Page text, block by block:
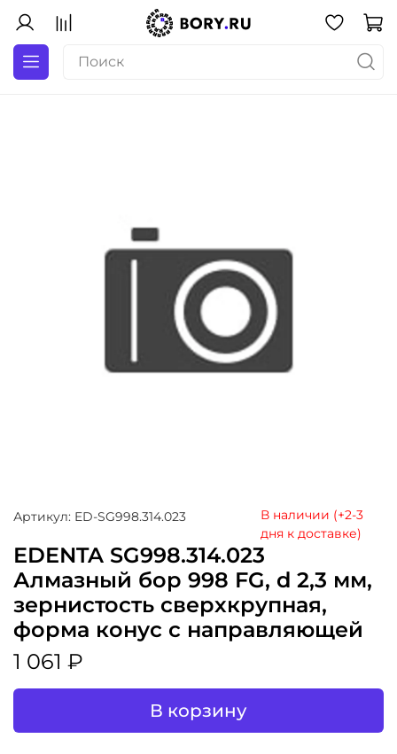
Артикул: ED-SG998.314.023
В наличии (+2-3
дня к доставке)
EDENTA SG998.314.023
Алмазный бор 998 FG, d 2,3 мм,
зернистость сверхкрупная,
форма конус с направляющей
1 061 ₽
В корзину